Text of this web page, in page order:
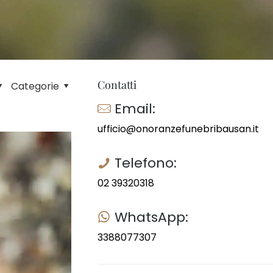
Categorie Contatti
Email:
ufficio@onoranzefunebribausan.it
Telefono:
02 39320318
WhatsApp:
3388077307